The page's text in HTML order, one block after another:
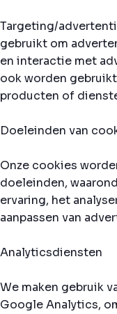
Targeting/
gebruikt om
en interactie met
ook worden
producten of
Doeleinden van
Onze cookies
doeleinden,
ervaring, het
aanpassen van
Analyticsdiensten
We maken gebruik
Google Analytics,